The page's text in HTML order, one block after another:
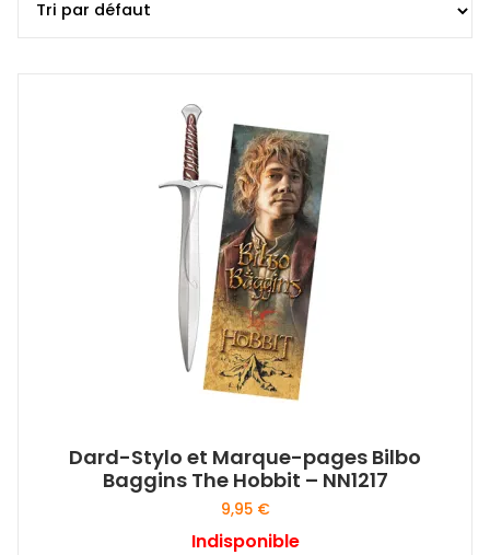
Dard-Stylo et Marque-pages Bilbo
Baggins The Hobbit – NN1217
9,95 €
Indisponible